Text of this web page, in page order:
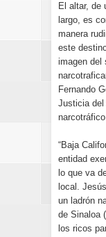
El altar, de
largo, es
manera
este
imagen del
Fernando
Justicia del
“Baja
entidad
lo que va
local.
un ladrón
de Sinaloa
los ricos